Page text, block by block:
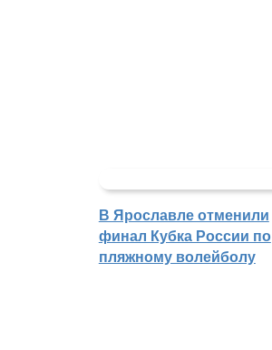
В Ярославле отменили
финал Кубка России по
пляжному волейболу